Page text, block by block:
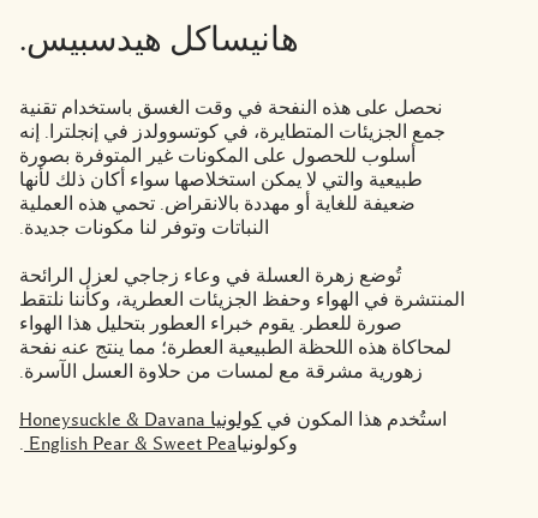
هانيساكل هيدسبيس.
نحصل على هذه النفحة في وقت الغسق باستخدام تقنية
جمع الجزيئات المتطايرة، في كوتسوولدز في إنجلترا. إنه
أسلوب للحصول على المكونات غير المتوفرة بصورة
طبيعية والتي لا يمكن استخلاصها سواء أكان ذلك لأنها
ضعيفة للغاية أو مهددة بالانقراض. تحمي هذه العملية
النباتات وتوفر لنا مكونات جديدة.
تُوضع زهرة العسلة في وعاء زجاجي لعزل الرائحة
المنتشرة في الهواء وحفظ الجزيئات العطرية، وكأننا نلتقط
صورة للعطر. يقوم خبراء العطور بتحليل هذا الهواء
لمحاكاة هذه اللحظة الطبيعية العطرة؛ مما ينتج عنه نفحة
زهورية مشرقة مع لمسات من حلاوة العسل الآسرة.
استُخدم هذا المكون في كولونيا Honeysuckle & Davana
وكولونياEnglish Pear & Sweet Pea
.